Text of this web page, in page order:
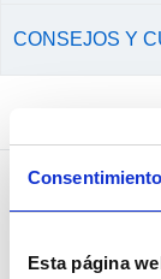
Consentimiento
Esta página
CONSEJOS Y